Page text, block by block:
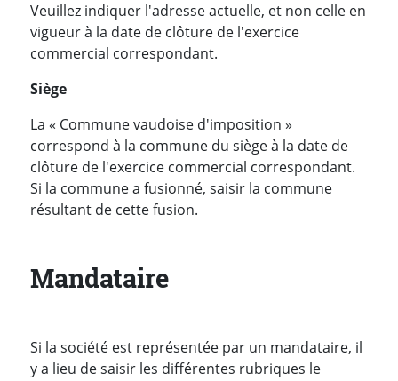
Veuillez indiquer l'adresse actuelle, et non celle en
vigueur à la date de clôture de l'exercice
commercial correspondant.
Siège
La « Commune vaudoise d'imposition »
correspond à la commune du siège à la date de
clôture de l'exercice commercial correspondant.
Si la commune a fusionné, saisir la commune
résultant de cette fusion.
Mandataire
Si la société est représentée par un mandataire, il
y a lieu de saisir les différentes rubriques le